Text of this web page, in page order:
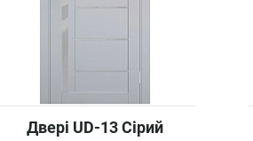
Двері UD-13 Сірий